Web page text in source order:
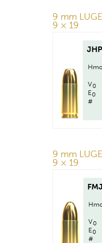
9 mm
9 × 19
JHP
V0
E0
#
9 mm
9 × 19
FMJ
V0
E0
#